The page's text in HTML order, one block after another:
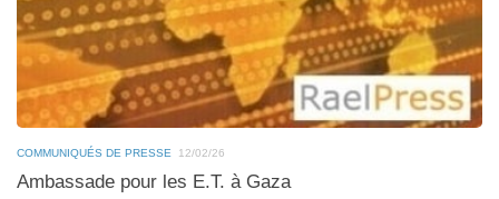
COMMUNIQUÉS DE PRESSE 12/02/26
Ambassade pour les E.T. à Gaza